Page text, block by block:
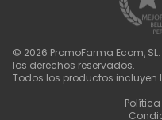
© 2026 PromoFarma Ecom,
los derechos reservados.
Todos los productos incluyen